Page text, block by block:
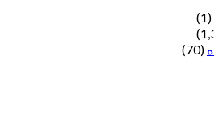
(1)
(70)